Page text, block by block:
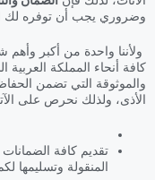
وضروري يجب أن توفره لك
ولأننا واحدة من أكبر
كافة أنحاء المملكة
والموثوقة التي تضمن
الأذى، ولذلك نحرص على
تقديم كافة
المنقولة وتسليمها